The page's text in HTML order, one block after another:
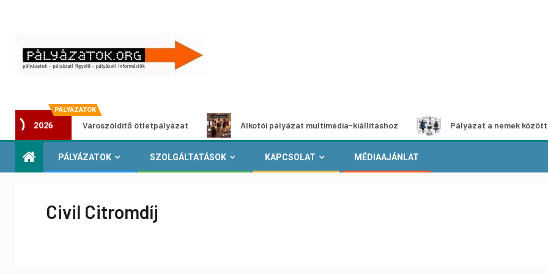
PÁLYÁZATOK
2026Városzöldítő ötletpályázat Alkotói pályázat multimédia-kiállításhoz Pályázat a nemek közötti
PÁLYÁZATOK SZOLGÁLTATÁSOK KAPCSOLAT MÉDIAAJÁNLAT
Civil Citromdíj